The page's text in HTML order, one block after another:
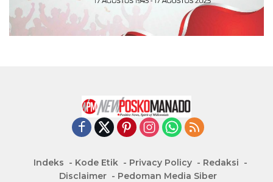
Indeks Kode Etik Privacy Policy
Redaksi
Disclaimer
Pedoman Media Siber